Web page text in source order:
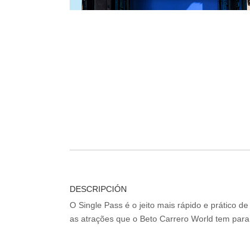
DESCRIPCIÓN
O Single Pass é o jeito mais rápido e prático
as atrações que o Beto Carrero World tem